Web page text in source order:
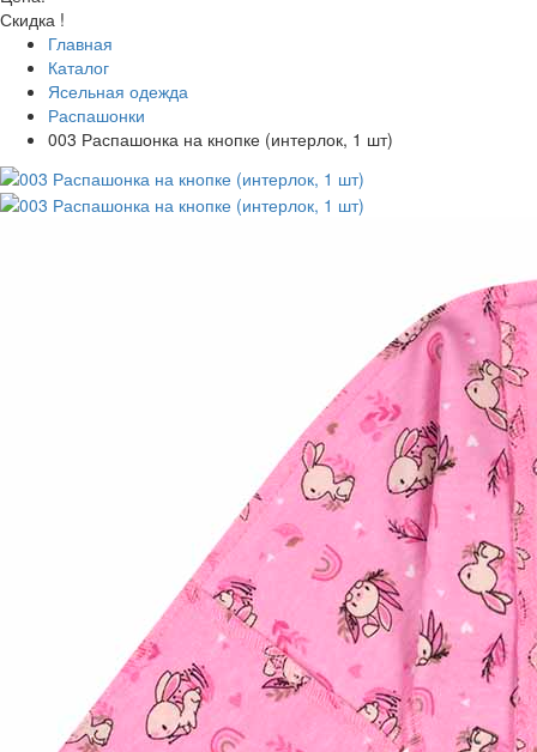
Скидка !
Главная
Каталог
Ясельная одежда
Распашонки
003 Распашонка на кнопке (интерлок, 1 шт)